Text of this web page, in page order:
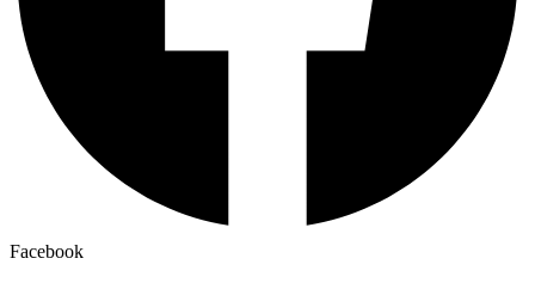
Facebook